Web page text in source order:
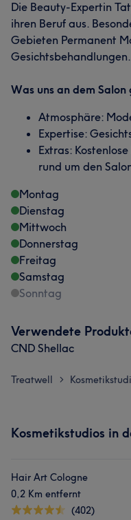
Die Beauty-Expertin
ihren Beruf aus.
Gebieten Permanent
Gesichtsbehandlungen.
Was uns an dem
Atmosphäre:
Expertise:
Extras:
rund um den
Montag
Dienstag
Mittwoch
Donnerstag
Freitag
Samstag
Sonntag
Verwendete
CND Shellac
Treatwell >
Kosmetikstudios in
Hair Art Cologne
0,2 Km entfernt
(402)